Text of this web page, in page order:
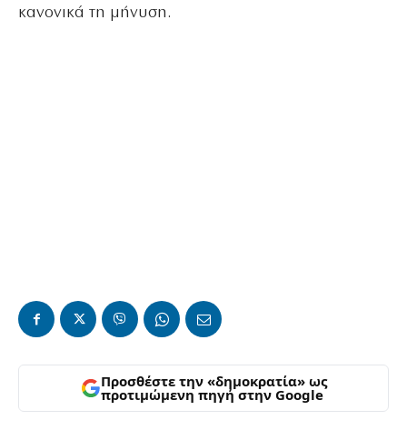
κανονικά τη μήνυση.
Προσθέστε την «δημοκρατία» ως
προτιμώμενη πηγή στην Google